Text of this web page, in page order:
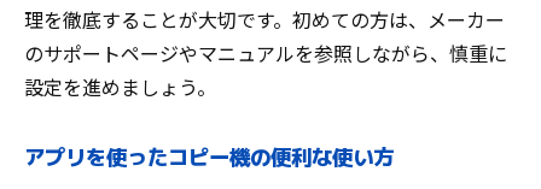
理を徹底することが大切です。初めての方は、メーカー
のサポートページやマニュアルを参照しながら、慎重に
設定を進めましょう。
アプリを使ったコピー機の便利な使い方